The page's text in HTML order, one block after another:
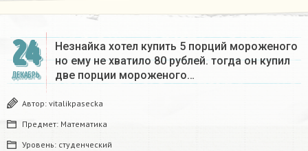
24
ДЕКАБРЬ
Незнайка хотел купить 5 порций мороженого
но ему не хватило 80 рублей. тогда он купил
две порции мороженого…
Автор: vitalikpasecka
Предмет: Математика
Уровень: студенческий